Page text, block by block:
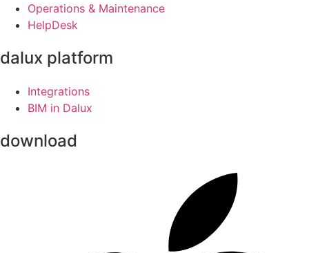
Operations & Maintenance
HelpDesk
dalux platform
Integrations
BIM in Dalux
download